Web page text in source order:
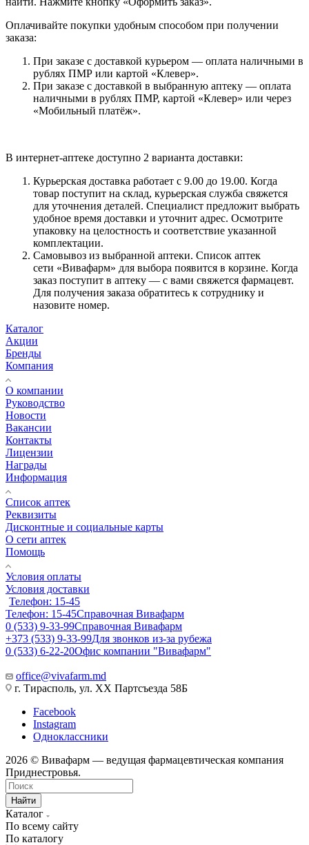
Оплачивайте покупки удобным способом при получении
заказа:
При заказе с доставкой курьером — оплата наличными в
рублях ПМР или картой «Клевер».
При заказе с доставкой в выбранную аптеку — оплата
наличными в рублях ПМР, картой «Клевер» или через
«Мобильный платёж».
В интернет-аптеке доступно 2 варианта доставки:
Курьерская доставка работает с 9.00 до 19.00. Когда
товар поступит на склад, курьерская служба свяжется
для уточнения деталей. Специалист предложит выбрать
удобное время доставки и уточнит адрес. Осмотрите
упаковку на целостность и соответствие указанной
комплектации.
Самовывоз из выбранной аптеки. Список аптек
сети «Вивафарм» для выбора появится в корзине. Когда
заказ поступит в аптеку — с вами свяжется фармацевт.
Для получения заказа обратитесь к сотруднику и
назовите номер.
Каталог
Акции
Бренды
Компания
О компании
Руководство
Новости
Вакансии
Контакты
Лицензии
Награды
Информация
Список аптек
Реквизиты
Дисконтные и социальные карты
О сети аптек
Помощь
Условия оплаты
Условия доставки
Телефон: 15-45
Телефон: 15-45Справочная Вивафарм
0 (533) 9-33-99Справочная Вивафарм
+373 (533) 9-33-99Для звонков из-за рубежа
0 (533) 6-22-20Офис компании "Вивафарм"
office@vivafarm.md
г. Тирасполь, ул. ХХ Партсъезда 58Б
Facebook
Instagram
Одноклассники
2026 © Вивафарм — ведущая фармацевтическая компания
Приднестровья.
Найти
Каталог
По всему сайту
По каталогу